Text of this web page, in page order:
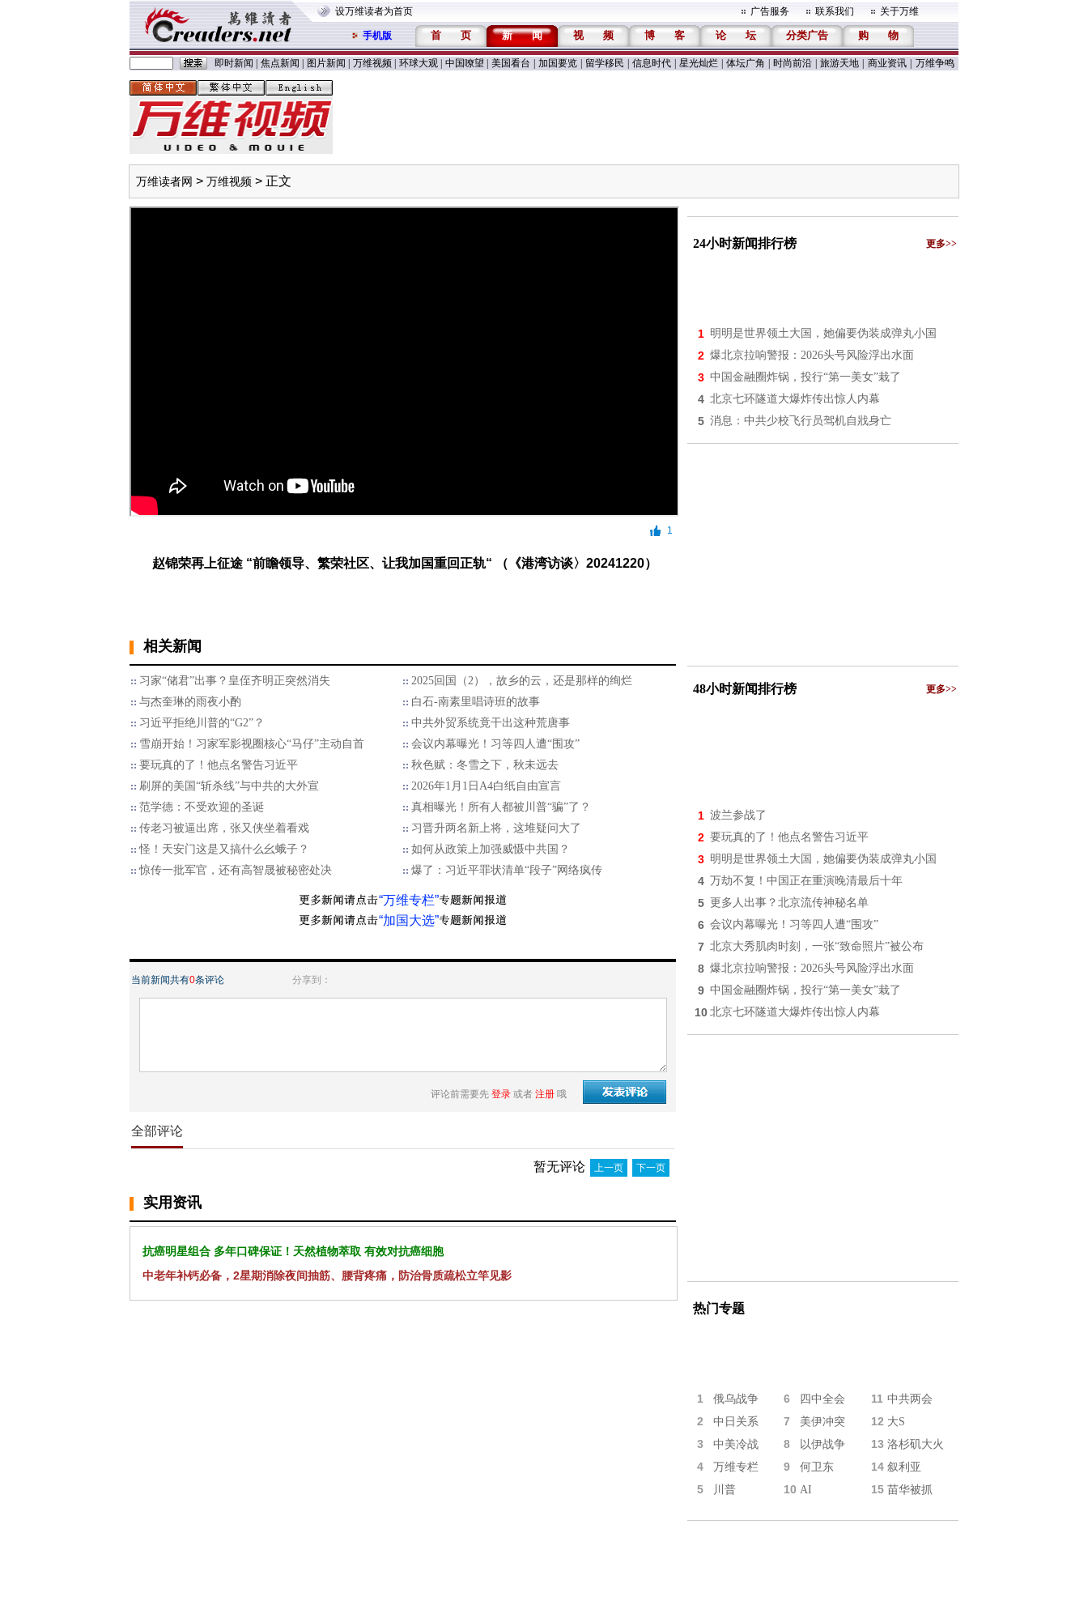
设万维读者为首页 广告服务 联系我们 关于万维
手机版 首 页 新 闻 视 频 博 客 论 坛 分类广告 购 物
即时新闻 焦点新闻 图片新闻 万维视频 环球大观 中国嘹望 美国看台 加国要览 留学移民 信息时代 星光灿烂 体坛广角 时尚前沿 旅游天地 商业资讯 万维争鸣
万维读者网 > 万维视频 > 正文
1
赵锦荣再上征途 “前瞻领导、繁荣社区、让我加国重回正轨“ （《港湾访谈〉20241220）
相关新闻
习家“储君”出事？皇侄齐明正突然消失
2025回国（2），故乡的云，还是那样的绚烂
与杰奎琳的雨夜小酌
白石-南素里唱诗班的故事
习近平拒绝川普的“G2”？
中共外贸系统竟干出这种荒唐事
雪崩开始！习家军影视圈核心“马仔”主动自首
会议内幕曝光！习等四人遭“围攻”
要玩真的了！他点名警告习近平
秋色赋：冬雪之下，秋未远去
刷屏的美国“斩杀线”与中共的大外宣
2026年1月1日A4白纸自由宣言
范学德：不受欢迎的圣诞
真相曝光！所有人都被川普“骗”了？
传老习被逼出席，张又侠坐着看戏
习晋升两名新上将，这堆疑问大了
怪！天安门这是又搞什么幺蛾子？
如何从政策上加强威慑中共国？
惊传一批军官，还有高智晟被秘密处决
爆了：习近平罪状清单“段子”网络疯传
“万维专栏”
“加国大选”
当前新闻共有0条评论 分享到：
评论前需要先 登录 或者 注册 哦
全部评论
暂无评论 上一页 下一页
实用资讯
抗癌明星组合 多年口碑保证！天然植物萃取 有效对抗癌细胞
中老年补钙必备，2星期消除夜间抽筋、腰背疼痛，防治骨质疏松立竿见影
24小时新闻排行榜 更多>>
1 明明是世界领土大国，她偏要伪装成弹丸小国
2 爆北京拉响警报：2026头号风险浮出水面
3 中国金融圈炸锅，投行“第一美女”栽了
4 北京七环隧道大爆炸传出惊人内幕
5 消息：中共少校飞行员驾机自戕身亡
48小时新闻排行榜 更多>>
1 波兰参战了
2 要玩真的了！他点名警告习近平
3 明明是世界领土大国，她偏要伪装成弹丸小国
4 万劫不复！中国正在重演晚清最后十年
5 更多人出事？北京流传神秘名单
6 会议内幕曝光！习等四人遭“围攻”
7 北京大秀肌肉时刻，一张“致命照片”被公布
8 爆北京拉响警报：2026头号风险浮出水面
9 中国金融圈炸锅，投行“第一美女”栽了
10 北京七环隧道大爆炸传出惊人内幕
热门专题
1 俄乌战争 6 四中全会 11 中共两会
2 中日关系 7 美伊冲突 12 大S
3 中美冷战 8 以伊战争 13 洛杉矶大火
4 万维专栏 9 何卫东 14 叙利亚
5 川普 10 AI 15 苗华被抓